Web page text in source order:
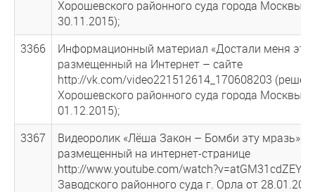
Хорошевского районного суда города Москвы
30.11.2015);
3366
Информационный материал «Достали меня эти
размещенный на Интернет – сайте
http://vk.com/video221512614_170608203
Хорошевского районного суда города Москвы
01.12.2015);
3367
Видеоролик «Лёша Закон – Бомби эту мразь»,
размещенный на интернет-странице
http://www.youtube.com/watch?v=atGM31cdZEY
Заводского районного суда г. Орла от